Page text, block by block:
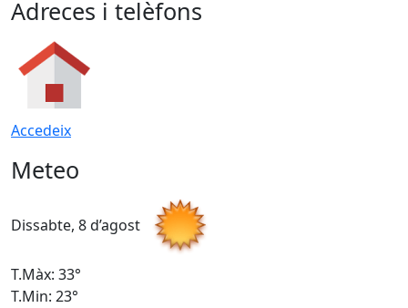
Adreces i telèfons
Accedeix
Meteo
Dissabte, 8 d’agost
T.Màx: 33°
T.Min: 23°